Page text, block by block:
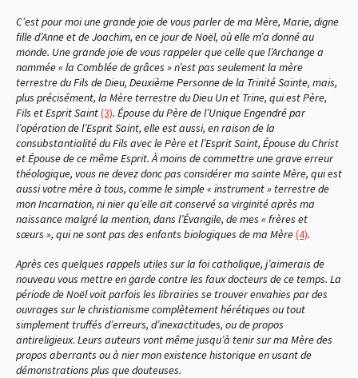
C’est pour moi une grande joie de vous parler de ma Mère, Marie, digne
fille d’Anne et de Joachim, en ce jour de Noël, où elle m’a donné au
monde. Une grande joie de vous rappeler que celle que l’Archange a
nommée « la Comblée de grâces » n’est pas seulement la mère
terrestre du Fils de Dieu, Deuxième Personne de la Trinité Sainte, mais,
plus précisément, la Mère terrestre du Dieu Un et Trine, qui est Père,
Fils et Esprit Saint(3). Épouse du Père de l’Unique Engendré par
l’opération de l’Esprit Saint, elle est aussi, en raison de la
consubstantialité du Fils avec le Père et l’Esprit Saint, Épouse du Christ
et Épouse de ce même Esprit. À moins de commettre une grave erreur
théologique, vous ne devez donc pas considérer ma sainte Mère, qui est
aussi votre mère à tous, comme le simple « instrument » terrestre de
mon Incarnation, ni nier qu’elle ait conservé sa virginité après ma
naissance malgré la mention, dans l’Évangile, de mes « frères et
sœurs », qui ne sont pas des enfants biologiques de ma Mère(4).
Après ces quelques rappels utiles sur la foi catholique, j’aimerais de
nouveau vous mettre en garde contre les faux docteurs de ce temps. La
période de Noël voit parfois les librairies se trouver envahies par des
ouvrages sur le christianisme complètement hérétiques ou tout
simplement truffés d’erreurs, d’inexactitudes, ou de propos
antireligieux. Leurs auteurs vont même jusqu’à tenir sur ma Mère des
propos aberrants ou à nier mon existence historique en usant de
démonstrations plus que douteuses.